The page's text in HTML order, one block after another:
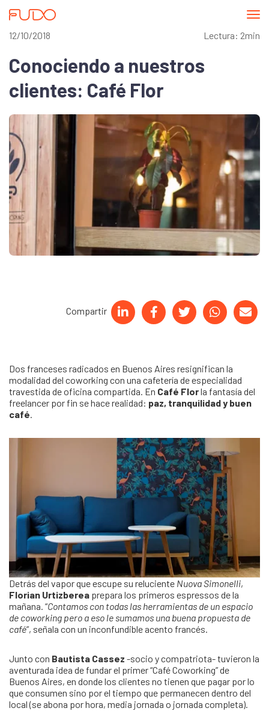
12/10/2018 Lectura: 2min
Conociendo a nuestros
clientes: Café Flor
Compartir
Dos franceses radicados en Buenos Aires resignifican la
modalidad del coworking con una cafetería de especialidad
travestida de oficina compartida. En Café Florla fantasía del
freelancer por fin se hace realidad: paz, tranquilidad y buen
café.
Detrás del vapor que escupe su reluciente Nuova Simonelli,
Florian Urtizberea prepara los primeros espressos de la
mañana. “Contamos con todas las herramientas de un espacio
de coworking pero a eso le sumamos una buena propuesta de
café”, señala con un inconfundible acento francés.
Junto con Bautista Cassez -socio y compatriota- tuvieron la
aventurada idea de fundar el primer “Café Coworking” de
Buenos Aires, en donde los clientes no tienen que pagar por lo
que consumen sino por el tiempo que permanecen dentro del
local (se abona por hora, media jornada o jornada completa).